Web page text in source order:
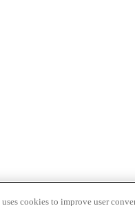
cookies to improve user